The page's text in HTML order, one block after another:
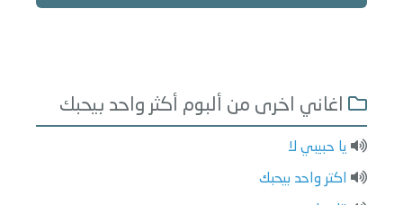
اغاني اخرى من ألبوم أكثر واحد بيحبك
يا حبيبي لا
اكتر واحد بيحبك